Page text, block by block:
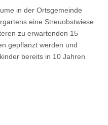
in der Ortsgemeinde
eine Streuobstwiese
zu erwartenden 15
gepflanzt werden und
bereits in 10 Jahren